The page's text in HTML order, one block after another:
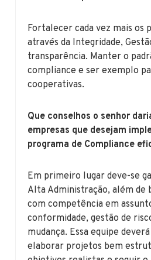
Fortalecer cada vez mais os
através da Integridade,
transparência. Manter o
compliance e ser exemplo
cooperativas.
Que conselhos o senhor
empresas que desejam
programa de Compliance
Em primeiro lugar deve-se
Alta Administração, além de
com competência em
conformidade, gestão de
mudança. Essa equipe
elaborar projetos bem